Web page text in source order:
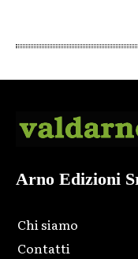
Arno Edizioni
Chi siamo
Contatti